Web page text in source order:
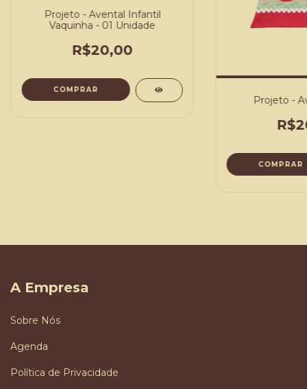
Projeto - Avental Infantil
Vaquinha - 01 Unidade
R$20,00
COMPRAR
Projeto -
COMPRAR
A Empresa
Sobre Nós
Agenda
Política de Privacidade